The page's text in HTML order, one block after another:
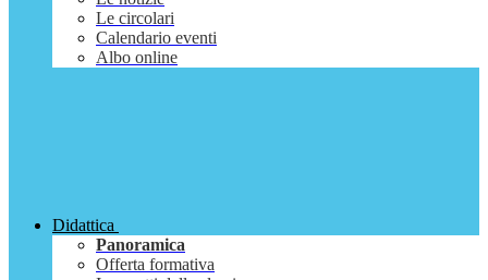
Le circolari
Calendario eventi
Albo online
Didattica
Panoramica
Offerta formativa